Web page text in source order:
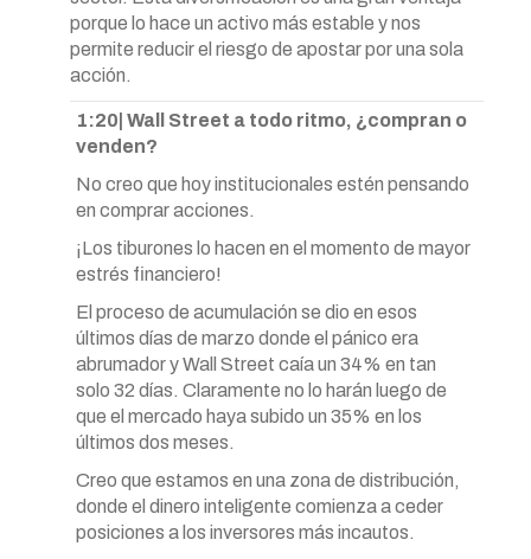
porque lo hace un activo más estable y nos
permite reducir el riesgo de apostar por una sola
acción.
1:20| Wall Street a todo ritmo, ¿compran o
venden?
No creo que hoy institucionales estén pensando
en comprar acciones.
¡Los tiburones lo hacen en el momento de mayor
estrés financiero!
El proceso de acumulación se dio en esos
últimos días de marzo donde el pánico era
abrumador y Wall Street caía un 34% en tan
solo 32 días. Claramente no lo harán luego de
que el mercado haya subido un 35% en los
últimos dos meses.
Creo que estamos en una zona de distribución,
donde el dinero inteligente comienza a ceder
posiciones a los inversores más incautos.